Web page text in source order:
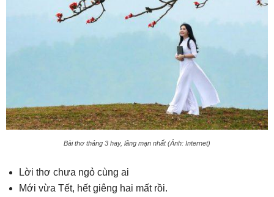
Bài thơ tháng 3 hay, lãng mạn nhất (Ảnh: Internet)
Lời thơ chưa ngỏ cùng ai
Mới vừa Tết, hết giêng hai mất rồi.